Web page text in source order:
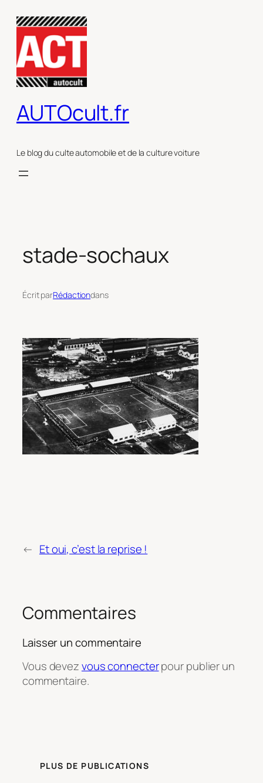
contenu
AUTOcult.fr
Le blog du culte automobile et de la culture voiture
stade-sochaux
Écrit parRédactiondans
← Et oui, c’est la reprise !
Commentaires
Laisser un commentaire
Vous devezvous connecterpour publier un
commentaire.
PLUS DE PUBLICATIONS